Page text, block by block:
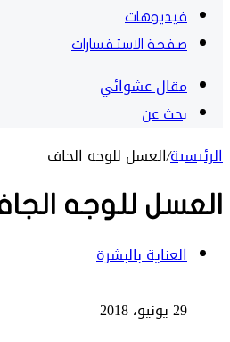
فيديوهات
صفحة الاستفسارات
مقال عشوائي
بحث عن
الرئيسية/العسل للوجه الجاف
العسل للوجه
العناية بالبشرة
29 يونيو، 2018